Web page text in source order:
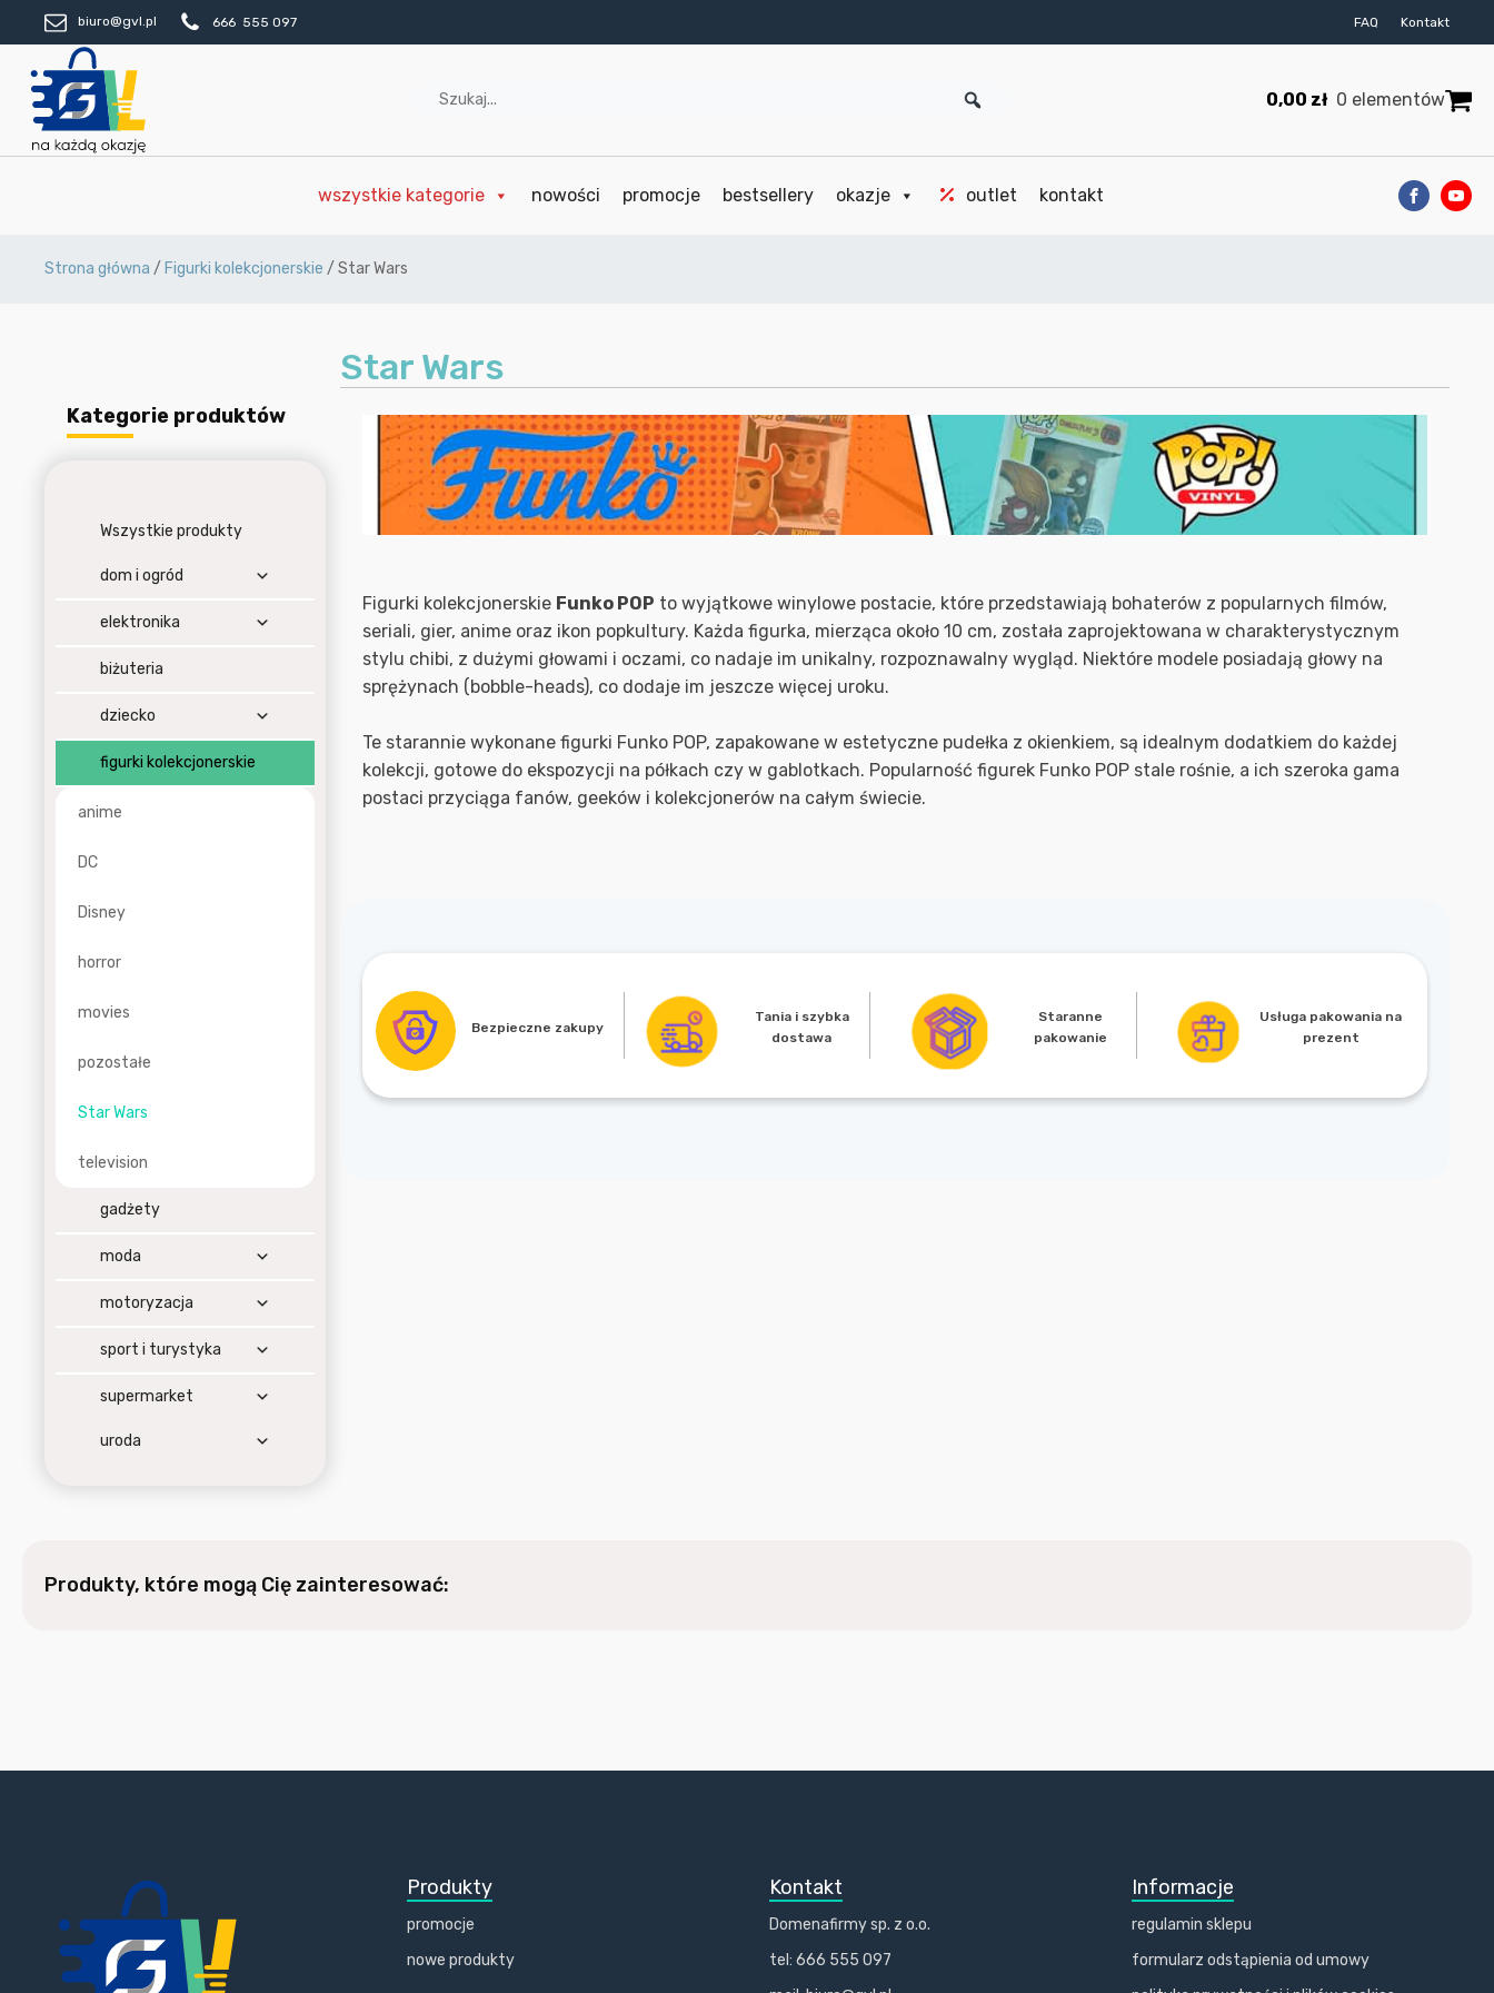
biuro@gvl.pl 666 555 097 FAQ Kontakt
0,00 zł 0 elementów
wszystkie kategorie nowości promocje bestsellery okazje outlet kontakt
Strona główna / Figurki kolekcjonerskie / Star Wars
Kategorie produktów
Wszystkie produkty
dom i ogród
elektronika
biżuteria
dziecko
figurki kolekcjonerskie
anime
DC
Disney
horror
movies
pozostałe
Star Wars
television
gadżety
moda
motoryzacja
sport i turystyka
supermarket
uroda
Star Wars
Figurki kolekcjonerskie Funko POP to wyjątkowe winylowe postacie, które przedstawiają bohaterów z popularnych filmów,
seriali, gier, anime oraz ikon popkultury. Każda figurka, mierząca około 10 cm, została zaprojektowana w charakterystycznym
stylu chibi, z dużymi głowami i oczami, co nadaje im unikalny, rozpoznawalny wygląd. Niektóre modele posiadają głowy na
sprężynach (bobble-heads), co dodaje im jeszcze więcej uroku.
Te starannie wykonane figurki Funko POP, zapakowane w estetyczne pudełka z okienkiem, są idealnym dodatkiem do każdej
kolekcji, gotowe do ekspozycji na półkach czy w gablotkach. Popularność figurek Funko POP stale rośnie, a ich szeroka gama
postaci przyciąga fanów, geeków i kolekcjonerów na całym świecie.
Bezpieczne zakupy
Tania i szybka
dostawa
Staranne
pakowanie
Usługa pakowania na
prezent
Produkty, które mogą Cię zainteresować:
Produkty
promocje
nowe produkty
Kontakt
Domenafirmy sp. z o.o.
tel: 666 555 097
Informacje
regulamin sklepu
formularz odstąpienia od umowy